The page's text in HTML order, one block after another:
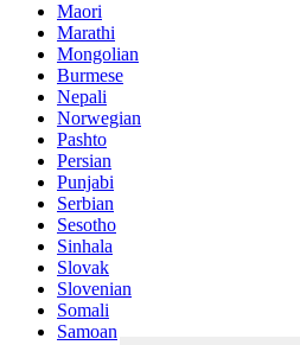
Maori
Marathi
Mongolian
Burmese
Nepali
Norwegian
Pashto
Persian
Punjabi
Serbian
Sesotho
Sinhala
Slovak
Slovenian
Somali
Samoan